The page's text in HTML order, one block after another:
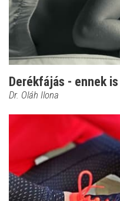
Derékfájás - ennek
Dr. Oláh Ilona